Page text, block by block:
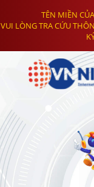
TÊN MIỀN
VUI LÒNG TRA CỨU